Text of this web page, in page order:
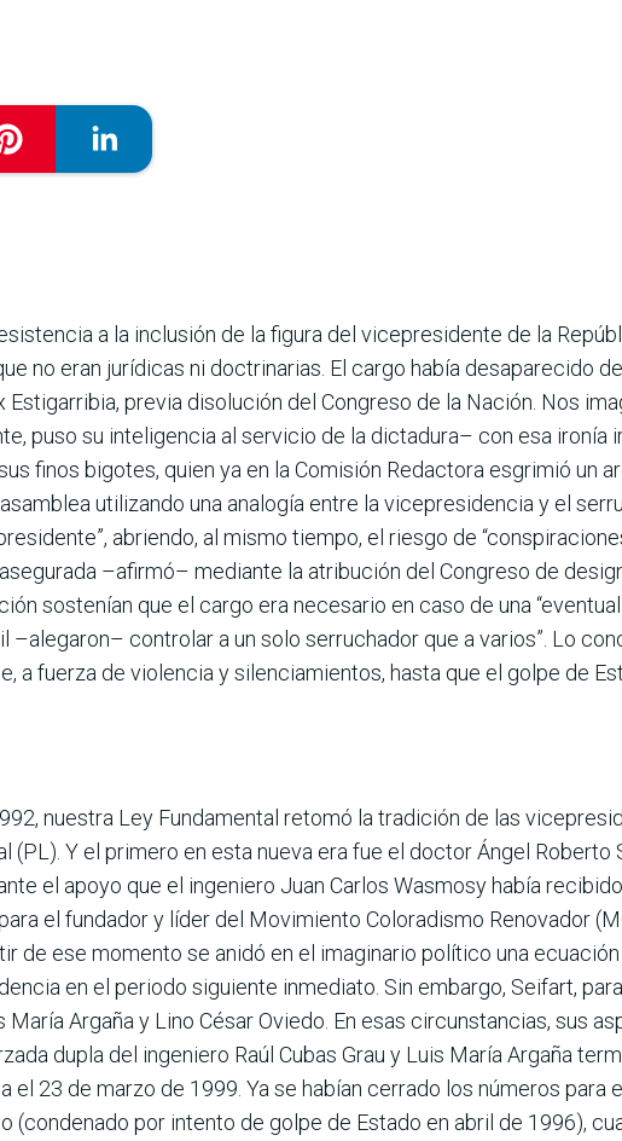
a la inclusión de la figura del vicepresidente de la
no eran jurídicas ni doctrinarias. El cargo había desaparecido
previa disolución del Congreso de la Nación. Nos
puso su inteligencia al servicio de la dictadura– con esa ironía
finos bigo­tes, quien ya en la Comisión Redactora esgrimió un
utilizando una analogía entre la vicepresidencia y el
abriendo, al mismo tiempo, el riesgo de
–afirmó– mediante la atribución del Congreso de
sostenían que el cargo era necesario en caso de una
–alegaron– controlar a un solo serruchador que a varios”. Lo
fuerza de violencia y silenciamientos, hasta que el golpe de
nuestra Ley Fundamental retomó la tradición de las
(PL). Y el primero en esta nueva era fue el doctor Ángel Roberto
el apoyo que el ingeniero Juan Carlos Wasmosy había
el fundador y líder del Movi­miento Coloradismo Renovador
de ese momento se anidó en el imaginario político una ecua­ción
en el periodo siguiente inmediato. Sin embargo, Seifart,
Argaña y Lino César Oviedo. En esas circunstancias, sus
dupla del ingeniero Raúl Cubas Grau y Luis María Argaña
23 de marzo de 1999. Ya se habían cerrado los números para
(condenado por intento de golpe de Estado en abril de 1996),